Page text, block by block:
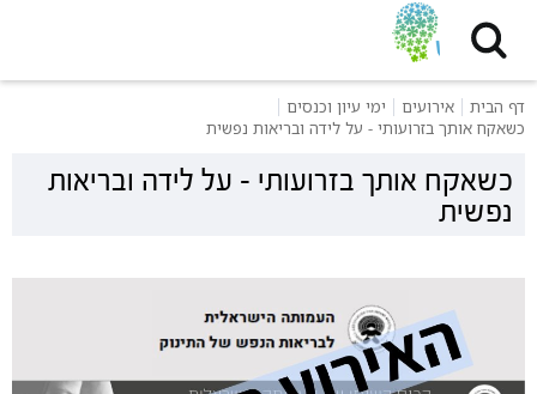
דף הבית אירועים
ימי עיון וכנסים
כשאקח אותך בזרועותי - על לידה ובריאות נפשית
כשאקח אותך בזרועותי - על לידה ובריאות
נפשית